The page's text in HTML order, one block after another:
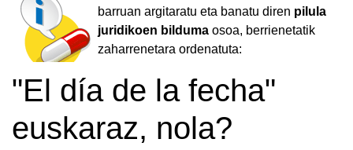
barruan argitaratu eta banatu diren pilula
juridikoen bilduma osoa, berrienetatik
zaharrenetara ordenatuta:
"El día de la fecha"
euskaraz, nola?